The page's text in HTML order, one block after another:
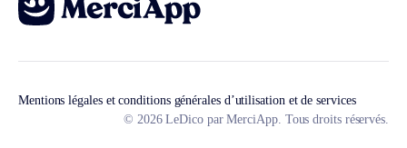
Mentions légales et conditions générales d’utilisation et de services
© 2026 LeDico par MerciApp. Tous droits réservés.